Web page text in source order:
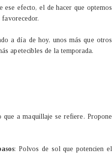
efecto, el de hacer que optemos
a día de hoy, unos más que otros
apetecibles de la temporada.
a maquillaje se refiere. Propone
: Polvos de sol que potencien el